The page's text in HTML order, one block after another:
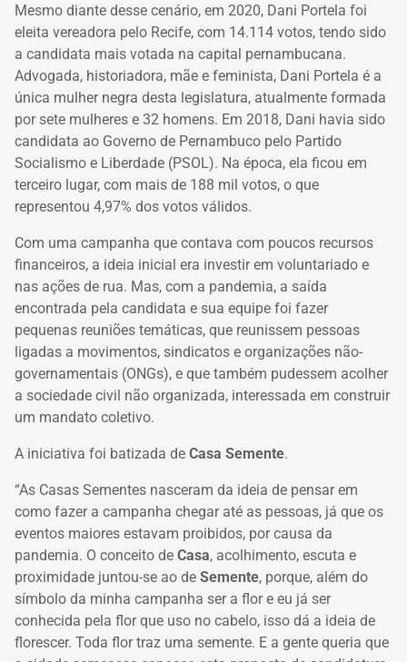
Mesmo diante desse cenário, em 2020, Dani Portela foi
eleita vereadora pelo Recife, com 14.114 votos, tendo sido
a candidata mais votada na capital pernambucana.
Advogada, historiadora, mãe e feminista, Dani Portela é a
única mulher negra desta legislatura, atualmente formada
por sete mulheres e 32 homens. Em 2018, Dani havia sido
candidata ao Governo de Pernambuco pelo Partido
Socialismo e Liberdade (PSOL). Na época, ela ficou em
terceiro lugar, com mais de 188 mil votos, o que
representou 4,97% dos votos válidos.
Com uma campanha que contava com poucos recursos
financeiros, a ideia inicial era investir em voluntariado e
nas ações de rua. Mas, com a pandemia, a saída
encontrada pela candidata e sua equipe foi fazer
pequenas reuniões temáticas, que reunissem pessoas
ligadas a movimentos, sindicatos e organizações não-
governamentais (ONGs), e que também pudessem acolher
a sociedade civil não organizada, interessada em construir
um mandato coletivo.
A iniciativa foi batizada de Casa Semente.
“As Casas Sementes nasceram da ideia de pensar em
como fazer a campanha chegar até as pessoas, já que os
eventos maiores estavam proibidos, por causa da
pandemia. O conceito de Casa, acolhimento, escuta e
proximidade juntou-se ao de Semente, porque, além do
símbolo da minha campanha ser a flor e eu já ser
conhecida pela flor que uso no cabelo, isso dá a ideia de
florescer. Toda flor traz uma semente. E a gente queria que